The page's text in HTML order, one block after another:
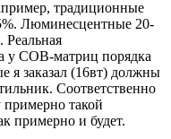
традиционные
Люминесцентные 20-
Реальная
у COB-матриц порядка
я заказал (16вт) должны
Соответственно
такой
примерно и будет.